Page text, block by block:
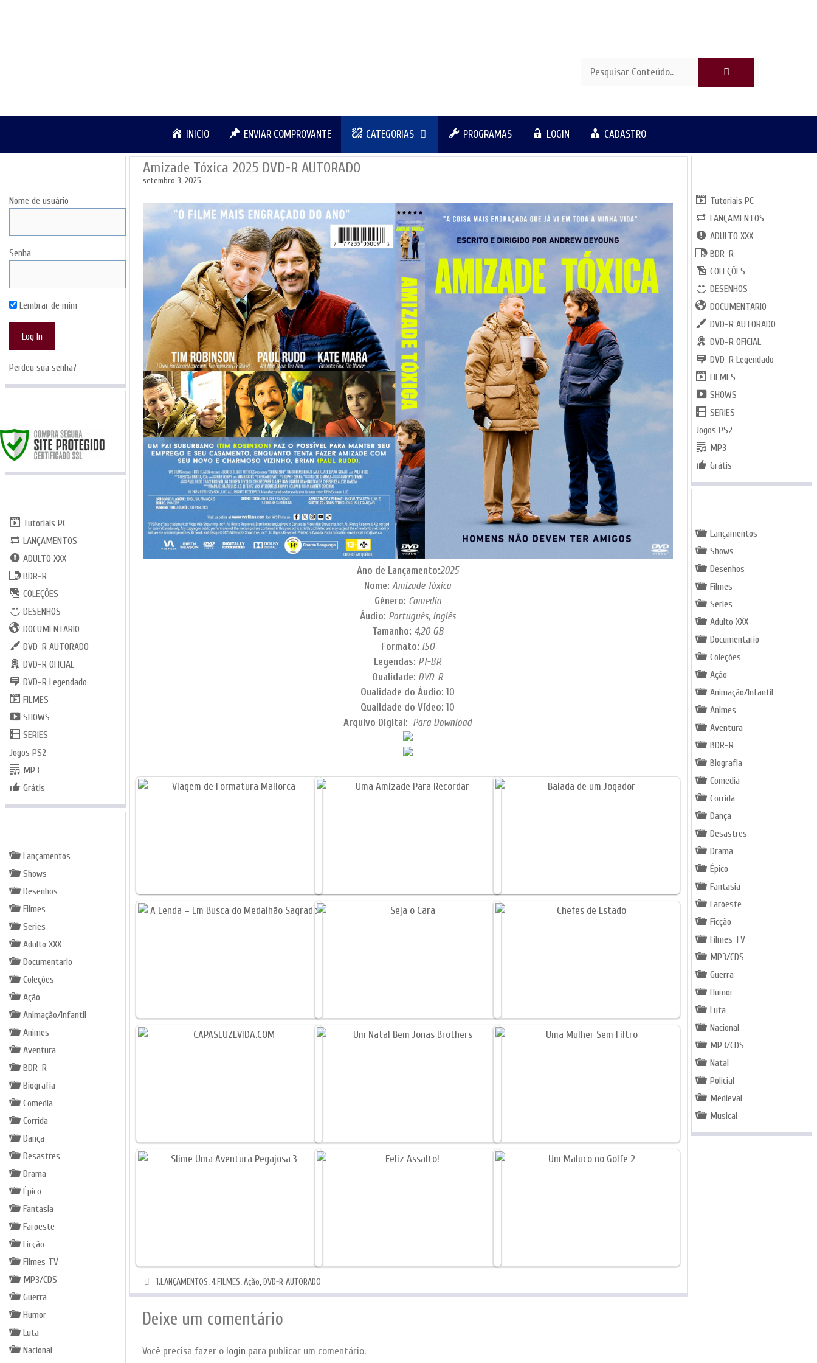
INICIO ENVIAR COMPROVANTE CATEGORIAS PROGRAMAS LOGIN CADASTRO
Amizade Tóxica 2025 DVD-R AUTORADO
setembro 3, 2025
Ano de Lançamento:2025
Nome:Amizade Tóxica
Gênero: Comedia
Áudio: Português, Inglês
Tamanho: 4,20 GB
Formato: ISO
Legendas: PT-BR
Qualidade: DVD-R
Qualidade do Áudio:10
Qualidade do Vídeo:10
Arquivo Digital: Para Download
Categorias
1.LANÇAMENTOS,4.FILMES,Ação,DVD-R AUTORADO
Deixe um comentário
Você precisa fazer o login para publicar um comentário.
Nome de usuário
Senha
Lembrar de mim
Perdeu sua senha?
Tutoriais PC
LANÇAMENTOS
ADULTO XXX
BDR-R
COLEÇÕES
DESENHOS
DOCUMENTARIO
DVD-R AUTORADO
DVD-R OFICIAL
DVD-R Legendado
FILMES
SHOWS
SERIES
Jogos PS2
MP3
Grátis
Lançamentos
Shows
Desenhos
Filmes
Series
Adulto XXX
Documentario
Coleções
Ação
Animação/Infantil
Animes
Aventura
BDR-R
Biografia
Comedia
Corrida
Dança
Desastres
Drama
Épico
Fantasia
Faroeste
Ficção
Filmes TV
MP3/CDS
Guerra
Humor
Luta
Nacional
Tutoriais PC
LANÇAMENTOS
ADULTO XXX
BDR-R
COLEÇÕES
DESENHOS
DOCUMENTARIO
DVD-R AUTORADO
DVD-R OFICIAL
DVD-R Legendado
FILMES
SHOWS
SERIES
Jogos PS2
MP3
Grátis
Lançamentos
Shows
Desenhos
Filmes
Series
Adulto XXX
Documentario
Coleções
Ação
Animação/Infantil
Animes
Aventura
BDR-R
Biografia
Comedia
Corrida
Dança
Desastres
Drama
Épico
Fantasia
Faroeste
Ficção
Filmes TV
MP3/CDS
Guerra
Humor
Luta
Nacional
MP3/CDS
Natal
Policial
Medieval
Musical